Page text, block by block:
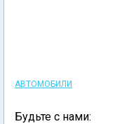
АВТОМОБИЛИ
Будьте с нами: